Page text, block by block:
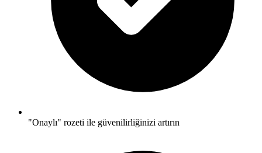
"Onaylı" rozeti ile güvenilirliğinizi artırın